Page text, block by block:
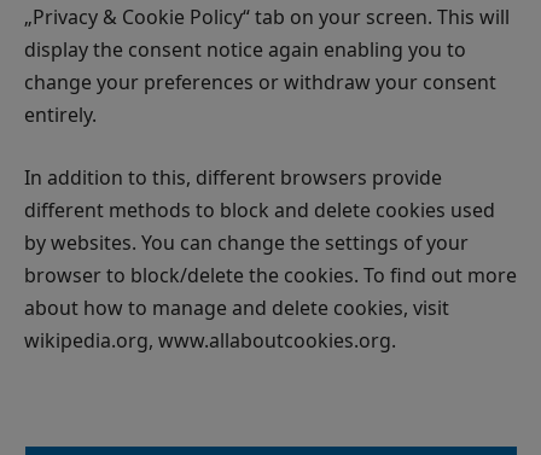
„Privacy & Cookie Policy“ tab on your screen. This will
display the consent notice again enabling you to
change your preferences or withdraw your consent
entirely.
In addition to this, different browsers provide
different methods to block and delete cookies used
by websites. You can change the settings of your
browser to block/delete the cookies. To find out more
about how to manage and delete cookies, visit
wikipedia.org, www.allaboutcookies.org.